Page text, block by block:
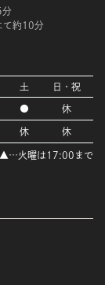
分
て約10分
土 日・祝
● 休
休 休
▲…火曜は17:00まで